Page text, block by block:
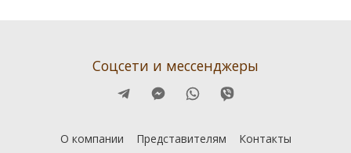
Соцсети и мессенджеры
О компании Представителям Контакты